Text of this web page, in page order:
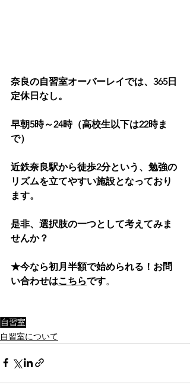
奈良の自習室オーバーレイでは、365日
定休日なし。
早朝5時～24時（高校生以下は22時ま
で）
近鉄奈良駅から徒歩2分という、勉強の
リズムを立てやすい施設となっており
ます。
是非、選択肢の一つとして考えてみま
せんか？
★今なら初月半額で始められる！お問
い合わせはこちらです。
自習室
自習室について